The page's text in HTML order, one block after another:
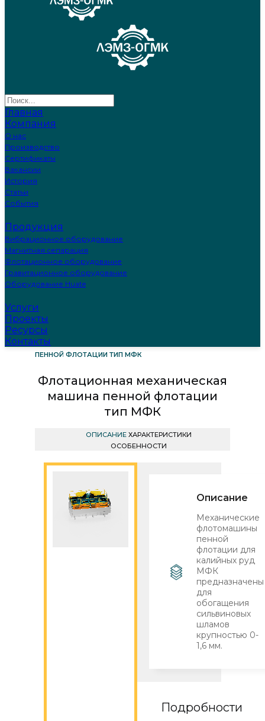
Главная
Компания
О нас
Производство
Сертификаты
Вакансии
История
Статьи
События
Продукция
Вибрационное оборудование
Магнитная сепарация
Флотационное оборудование
Гравитационное оборудование
Оборудование Huate
Услуги
Проекты
Ресурсы
Контакты
ГЛАВНАЯ
ФЛОТАЦИОННОЕ ОБОРУДОВАНИЕ
ФЛОТАЦИОННАЯ МЕХАНИЧЕСКАЯ МАШИНА
ПЕННОЙ ФЛОТАЦИИ ТИП МФК
Флотационная механическая
машина пенной флотации
тип МФК
ОПИСАНИЕ ХАРАКТЕРИСТИКИ
ОСОБЕННОСТИ
Описание
Механические
флотомашины
пенной
флотации для
калийных руд
МФК
предназначены
для
обогащения
сильвиновых
шламов
крупностью 0-
1,6 мм.
Подробности